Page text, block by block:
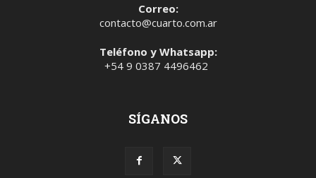
Correo:
contacto@cuarto.com.ar
Teléfono y Whatsapp:
+54 9 0387 4496462
SÍGANOS